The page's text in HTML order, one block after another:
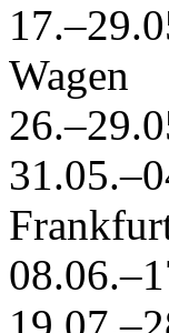
Wagen